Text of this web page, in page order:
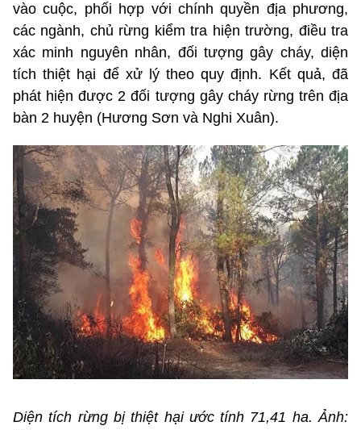
vào cuộc, phối hợp với chính quyền địa phương,
các ngành, chủ rừng kiểm tra hiện trường, điều tra
xác minh nguyên nhân, đối tượng gây cháy, diện
tích thiệt hại để xử lý theo quy định. Kết quả, đã
phát hiện được 2 đối tượng gây cháy rừng trên địa
bàn 2 huyện (Hương Sơn và Nghi Xuân).
Diện tích rừng bị thiệt hại ước tính 71,41 ha. Ảnh: